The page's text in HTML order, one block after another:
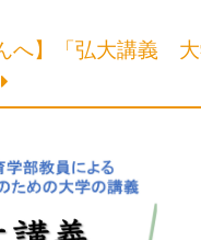
へ】「弘大講義 大